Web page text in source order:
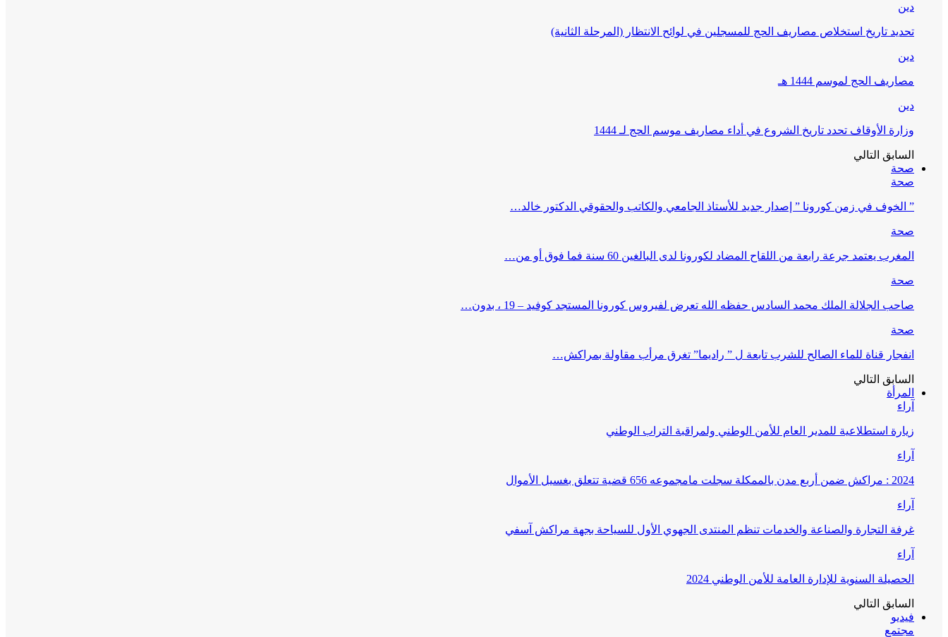
دين
تحديد تاريخ استخلاص مصاريف الحج للمسجلين في لوائح الانتظار (المرحلة الثانية)
دين
مصاريف الحج لموسم 1444 هـ
دين
وزارة الأوقاف تحدد تاريخ الشروع في أداء مصاريف موسم الحج لـ 1444
السابق التالي
صحة
صحة
” الخوف في زمن كورونا ” إصدار جديد للأستاذ الجامعي والكاتب والحقوقي الدكتور خالد…
صحة
المغرب يعتمد جرعة رابعة من اللقاح المضاد لكورونا لدى البالغين 60 سنة فما فوق أو من…
صحة
صاحب الجلالة الملك محمد السادس حفظه الله تعرض لفيروس كورونا المستجد كوفيد – 19 ، بدون…
صحة
انفجار قناة للماء الصالح للشرب تابعة ل ” راديما” تغرق مرأب مقاولة بمراكش…
السابق التالي
المرأة
آراء
زيارة استطلاعية للمدير العام للأمن الوطني ولمراقبة التراب الوطني
آراء
2024 : مراكش ضمن أربع مدن بالممكلة سجلت مامجموعه 656 قضية تتعلق بغسيل الأموال
آراء
غرفة التجارة والصناعة والخدمات تنظم المنتدى الجهوي الأول للسياحة بجهة مراكش آسفي
آراء
الحصيلة السنوية للإدارة العامة للأمن الوطني 2024
السابق التالي
فيديو
مجتمع